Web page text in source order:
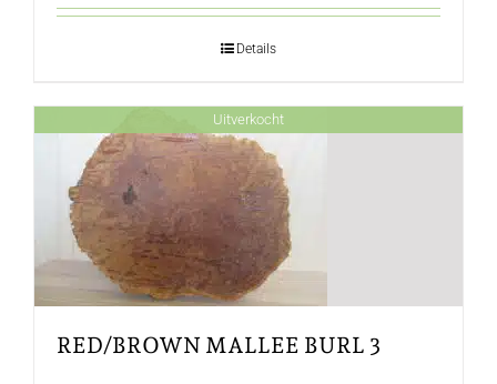
Details
Uitverkocht
RED/BROWN MALLEE BURL 3